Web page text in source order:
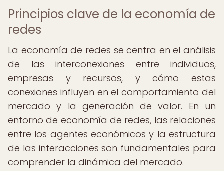
Principios clave de la economía de
redes
La economía de redes se centra en el análisis
de las interconexiones entre individuos,
empresas y recursos, y cómo estas
conexiones influyen en el comportamiento del
mercado y la generación de valor. En un
entorno de economía de redes, las relaciones
entre los agentes económicos y la estructura
de las interacciones son fundamentales para
comprender la dinámica del mercado.